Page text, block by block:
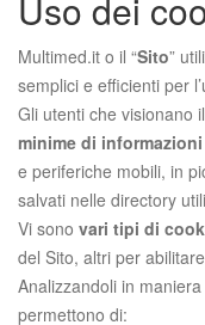
Multimed.it o il “Sito”
semplici e efficienti per
Gli utenti che visionano
minime di informazioni
e periferiche mobili, in
salvati nelle directory
Vi sono vari tipi di
del Sito, altri per
Analizzandoli in
permettono di: